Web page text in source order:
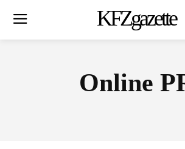
KFZgazette
Online